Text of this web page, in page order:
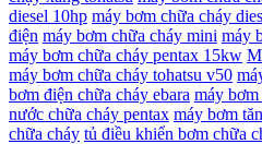
diesel 10hp máy bơm chữa cháy
điện máy bơm chữa cháy mini máy
máy bơm chữa cháy pentax 15kw
máy bơm chữa cháy tohatsu v50
bơm điện chữa cháy ebara máy
nước chữa cháy pentax máy bơm
chữa cháy tủ điều khiển bơm chữa